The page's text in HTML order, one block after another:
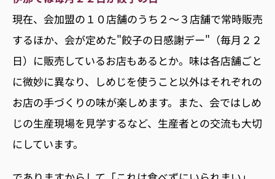
現在、会加盟の１０店舗のうち２〜３店舗で常時販売
するほか、会が定めた"餃子の日感謝デー"（毎月２２
日）に販売しているお店もあるとか。味は各店舗ごと
に微妙に異なり、しめじを使うこと以外はそれぞれの
お店の手づくりの味が楽しめます。また、会ではしめ
じの生産現場を見学するなど、生産者との交流も大切
にしています。